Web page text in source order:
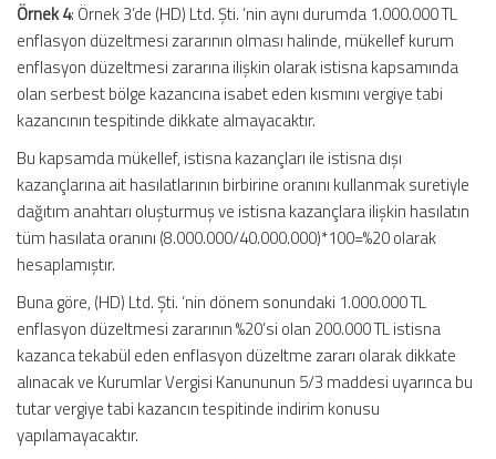
Örnek 4: Örnek 3’de (HD) Ltd. Şti. ’nin aynı durumda 1.000.000 TL
enflasyon düzeltmesi zararının olması halinde, mükellef kurum
enflasyon düzeltmesi zararına ilişkin olarak istisna kapsamında
olan serbest bölge kazancına isabet eden kısmını vergiye tabi
kazancının tespitinde dikkate almayacaktır.
Bu kapsamda mükellef, istisna kazançları ile istisna dışı
kazançlarına ait hasılatlarının birbirine oranını kullanmak suretiyle
dağıtım anahtarı oluşturmuş ve istisna kazançlara ilişkin hasılatın
tüm hasılata oranını (8.000.000/40.000.000)*100=%20 olarak
hesaplamıştır.
Buna göre, (HD) Ltd. Şti. ’nin dönem sonundaki 1.000.000 TL
enflasyon düzeltmesi zararının %20’si olan 200.000 TL istisna
kazanca tekabül eden enflasyon düzeltme zararı olarak dikkate
alınacak ve Kurumlar Vergisi Kanununun 5/3 maddesi uyarınca bu
tutar vergiye tabi kazancın tespitinde indirim konusu
yapılamayacaktır.